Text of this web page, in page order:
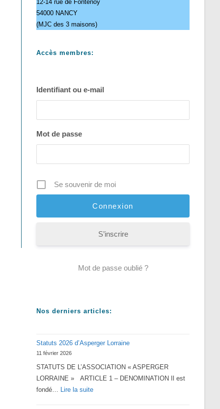
12-14 rue de Fontenoy
54000 NANCY
(MJC des 3 maisons)
Accès membres:
Identifiant ou e-mail
Mot de passe
Se souvenir de moi
S’inscrire
Mot de passe oublié ?
Nos derniers articles:
Statuts 2026 d’Asperger Lorraine
11 février 2026
STATUTS DE L’ASSOCIATION « ASPERGER
LORRAINE » ARTICLE 1 – DENOMINATION Il est
fondé… Lire la suite: